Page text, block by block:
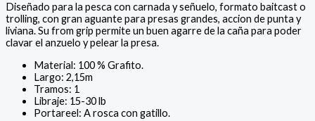
Diseñado para la pesca con carnada y señuelo, formato baitcast o
trolling, con gran aguante para presas grandes, accion de punta y
liviana. Su from grip permite un buen agarre de la caña para poder
clavar el anzuelo y pelear la presa.
Material: 100 % Grafito.
Largo: 2,15m
Tramos: 1
Libraje: 15-30 lb
Portareel: A rosca con gatillo.